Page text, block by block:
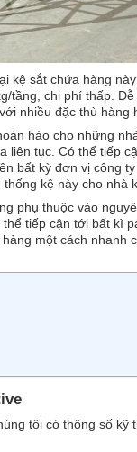
kệ sắt chứa hàng
tầng, chi phí thấp.
nhiều đặc thù hàng
hảo cho những
liên tục. Có thể tiếp
bất kỳ đơn vị công
kệ này cho nhà
phụ thuộc vào
tiếp cận tới bất kì
một cách nhanh
tôi có thông số kỹ